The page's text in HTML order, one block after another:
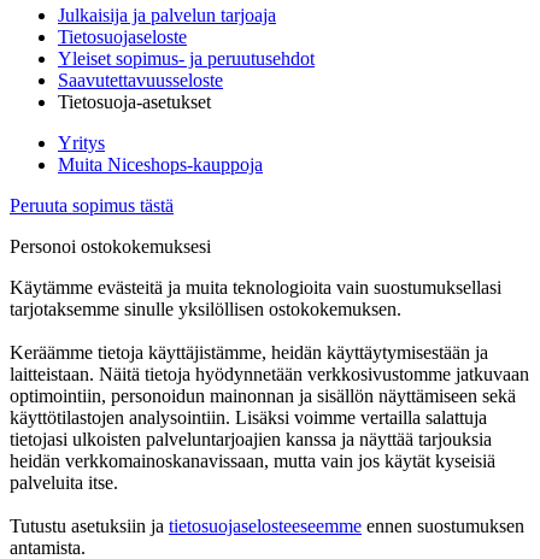
Julkaisija ja palvelun tarjoaja
Tietosuojaseloste
Yleiset sopimus- ja peruutusehdot
Saavutettavuusseloste
Tietosuoja-asetukset
Yritys
Muita Niceshops-kauppoja
Peruuta sopimus tästä
Personoi ostokokemuksesi
Käytämme evästeitä ja muita teknologioita vain suostumuksellasi
tarjotaksemme sinulle yksilöllisen ostokokemuksen.
Keräämme tietoja käyttäjistämme, heidän käyttäytymisestään ja
laitteistaan. Näitä tietoja hyödynnetään verkkosivustomme jatkuvaan
optimointiin, personoidun mainonnan ja sisällön näyttämiseen sekä
käyttötilastojen analysointiin. Lisäksi voimme vertailla salattuja
tietojasi ulkoisten palveluntarjoajien kanssa ja näyttää tarjouksia
heidän verkkomainoskanavissaan, mutta vain jos käytät kyseisiä
palveluita itse.
Tutustu asetuksiin ja tietosuojaselosteeseemme ennen suostumuksen
antamista.